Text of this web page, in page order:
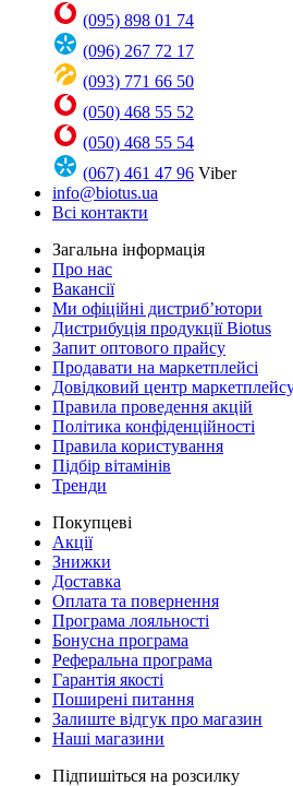
(095) 898 01 74
(096) 267 72 17
(093) 771 66 50
(050) 468 55 52
(050) 468 55 54
(067) 461 47 96 Viber
info@biotus.ua
Всі контакти
Загальна інформація
Про нас
Вакансії
Ми офіційні дистриб’ютори
Дистрибуція продукції Biotus
Запит оптового прайсу
Продавати на маркетплейсі
Довідковий центр
Правила проведення акцій
Політика конфіденційності
Правила користування
Підбір вітамінів
Тренди
Покупцеві
Акції
Знижки
Доставка
Оплата та повернення
Програма лояльності
Бонусна програма
Реферальна програма
Гарантія якості
Поширені питання
Залиште відгук про магазин
Наші магазини
Підпишіться на розсилку